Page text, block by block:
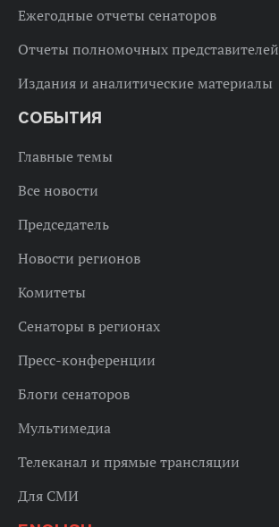
Ежегодные отчеты сенаторов
Отчеты полномочных представителей
Издания и аналитические материалы
СОБЫТИЯ
Главные темы
Все новости
Председатель
Новости регионов
Комитеты
Сенаторы в регионах
Пресс-конференции
Блоги сенаторов
Мультимедиа
Телеканал и прямые трансляции
Для СМИ